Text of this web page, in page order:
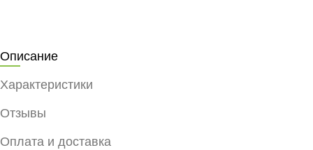
Описание
Характеристики
Отзывы
Оплата и доставка